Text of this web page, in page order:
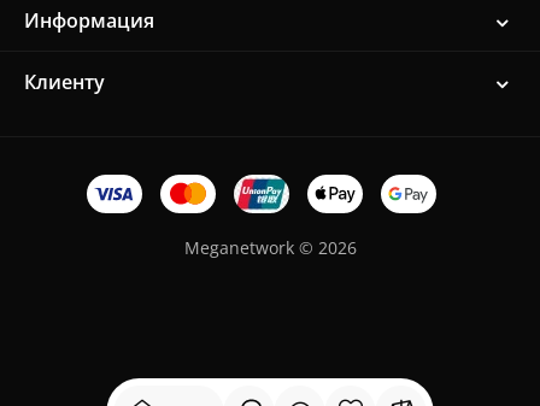
Информация
Клиенту
Meganetwork © 2026